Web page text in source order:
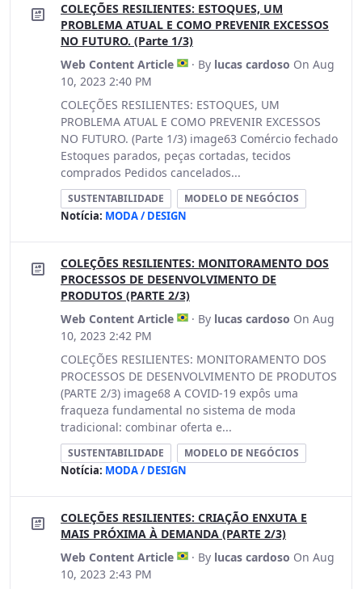
COLEÇÕES RESILIENTES: ESTOQUES, UM
PROBLEMA ATUAL E COMO PREVENIR EXCESSOS
NO FUTURO. (Parte 1/3)
Web Content Article
· By lucas cardoso On Aug
10, 2023 2:40 PM
COLEÇÕES RESILIENTES: ESTOQUES, UM
PROBLEMA ATUAL E COMO PREVENIR EXCESSOS
NO FUTURO. (Parte 1/3) image63 Comércio fechado
Estoques parados, peças cortadas, tecidos
comprados Pedidos cancelados...
SUSTENTABILIDADE MODELO DE NEGÓCIOS
Notícia: MODA / DESIGN
COLEÇÕES RESILIENTES: MONITORAMENTO DOS
PROCESSOS DE DESENVOLVIMENTO DE
PRODUTOS (PARTE 2/3)
Web Content Article
· By lucas cardoso On Aug
10, 2023 2:42 PM
COLEÇÕES RESILIENTES: MONITORAMENTO DOS
PROCESSOS DE DESENVOLVIMENTO DE PRODUTOS
(PARTE 2/3) image68 A COVID-19 expôs uma
fraqueza fundamental no sistema de moda
tradicional: combinar oferta e...
SUSTENTABILIDADE MODELO DE NEGÓCIOS
Notícia: MODA / DESIGN
COLEÇÕES RESILIENTES: CRIAÇÃO ENXUTA E
MAIS PRÓXIMA À DEMANDA (PARTE 2/3)
Web Content Article
· By lucas cardoso On Aug
10, 2023 2:43 PM